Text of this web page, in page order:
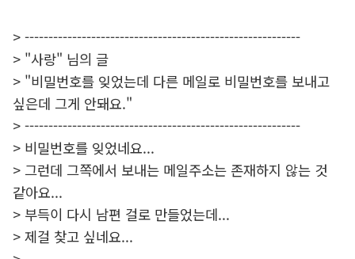
> ----------------------------------------------------------
> "사랑" 님의 글
> "비밀번호를 잊었는데 다른 메일로 비밀번호를 보내고
싶은데 그게 안돼요."
> ----------------------------------------------------------
> 비밀번호를 잊었네요...
> 그런데 그쪽에서 보내는 메일주소는 존재하지 않는 것
같아요...
> 부득이 다시 남편 걸로 만들었는데...
> 제걸 찾고 싶네요...